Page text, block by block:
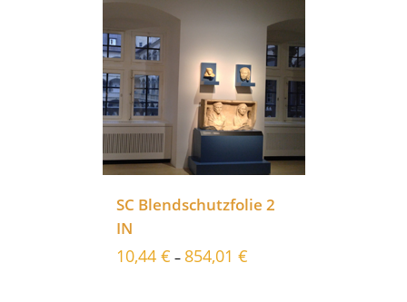
SC Blendschutzfolie 2
IN
10,44 € – 854,01 €